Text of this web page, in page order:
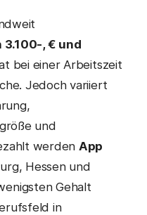
3.100-, € und
bei einer Arbeitszeit
Jedoch variiert
und
werden App
Hessen und
Gehalt
in